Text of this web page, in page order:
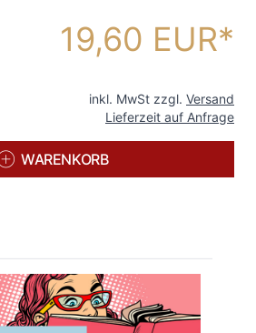
19,60 EUR
inkl. MwSt zzgl. Versand
Lieferzeit auf Anfrage
WARENKORB